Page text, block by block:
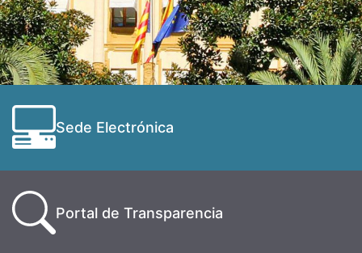
Sede Electrónica
Portal de Transparencia